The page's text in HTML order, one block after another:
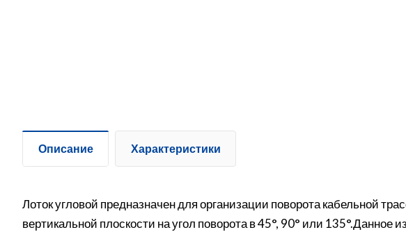
Описание Характеристики
Лоток угловой предназначен для организации поворота кабельной
вертикальной плоскости на угол поворота в 45°, 90° или 135°.Данное